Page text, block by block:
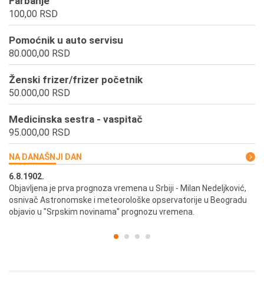
100,00 RSD
Pomoćnik u auto servisu
80.000,00 RSD
Ženski frizer/frizer početnik
50.000,00 RSD
Medicinska sestra - vaspitač
95.000,00 RSD
NA DANAŠNJI DAN
6.8.1902.
Objavljena je prva prognoza vremena u Srbiji - Milan Nedeljković,
osnivač Astronomske i meteorološke opservatorije u Beogradu
objavio u "Srpskim novinama" prognozu vremena.